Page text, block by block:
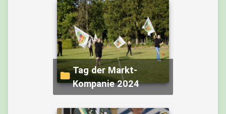
Tag der Markt-
Kompanie 2024